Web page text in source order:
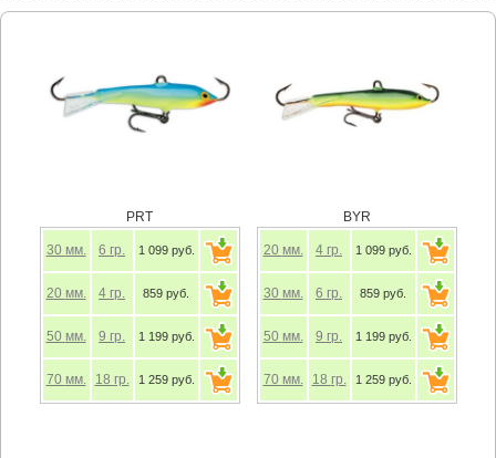
PRT
30 мм. 6 гр. 1 099 руб.
20 мм. 4 гр. 859 руб.
50 мм. 9 гр. 1 199 руб.
70 мм. 18 гр. 1 259 руб.
BYR
20 мм. 4 гр. 1 099 руб.
30 мм. 6 гр. 859 руб.
50 мм. 9 гр. 1 199 руб.
70 мм. 18 гр. 1 259 руб.